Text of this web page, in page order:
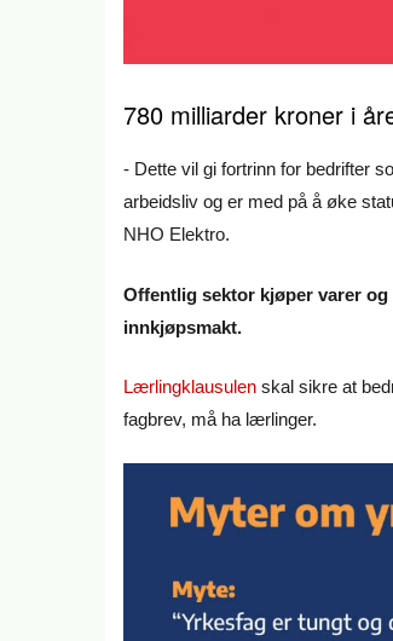
780 milliarder kroner i
- Dette vil gi fortrinn for bedrifter
arbeidsliv og er med på å øke
NHO Elektro.
Offentlig sektor kjøper varer
innkjøpsmakt.
Lærlingklausulen skal sikre at
fagbrev, må ha lærlinger.